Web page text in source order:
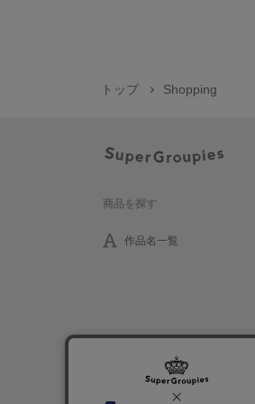
トップ Shopping
商品を探す
作品名一覧